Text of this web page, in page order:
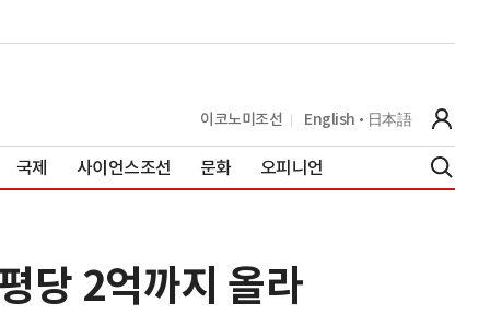
이코노미조선 English 日本語
국제 사이언스조선 문화 오피니언
당 2억까지 올라